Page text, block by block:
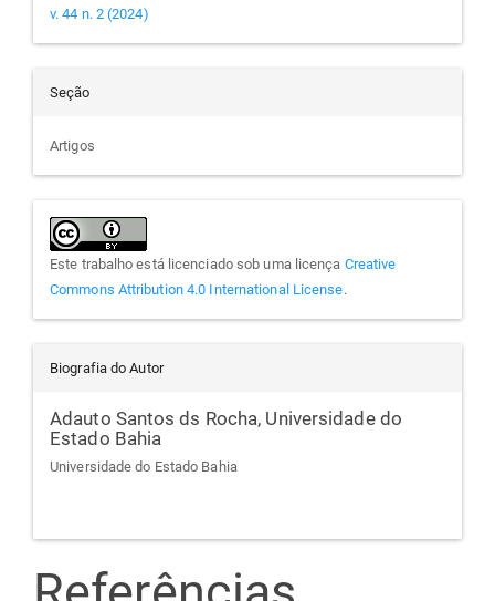
v. 44 n. 2 (2024)
Seção
Artigos
Este trabalho está licenciado sob uma licença Creative
Commons Attribution 4.0 International License.
Biografia do Autor
Adauto Santos ds Rocha, Universidade do
Estado Bahia
Universidade do Estado Bahia